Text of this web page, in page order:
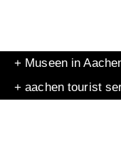
+ Museen in
+ aachen tourist